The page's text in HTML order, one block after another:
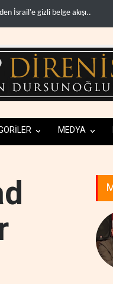
ile silah bırakma diyaloğu için
MEDYA